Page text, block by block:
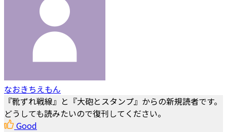
なおきちえもん
『靴ずれ戦線』と『大砲とスタンプ』からの新規読者です。
どうしても読みたいので復刊してください。
Good